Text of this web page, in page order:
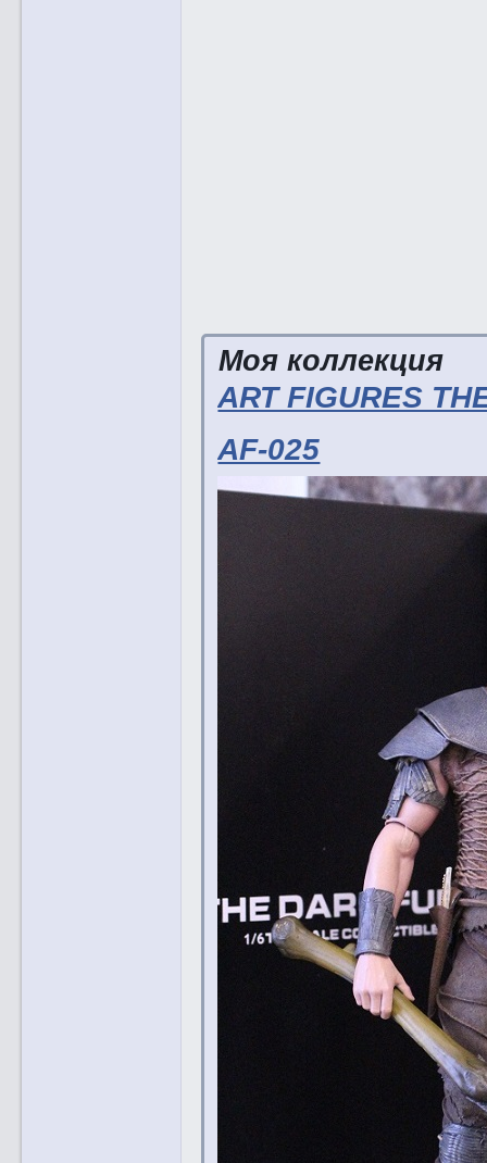
Моя коллекция
ART FIGURES
AF-025